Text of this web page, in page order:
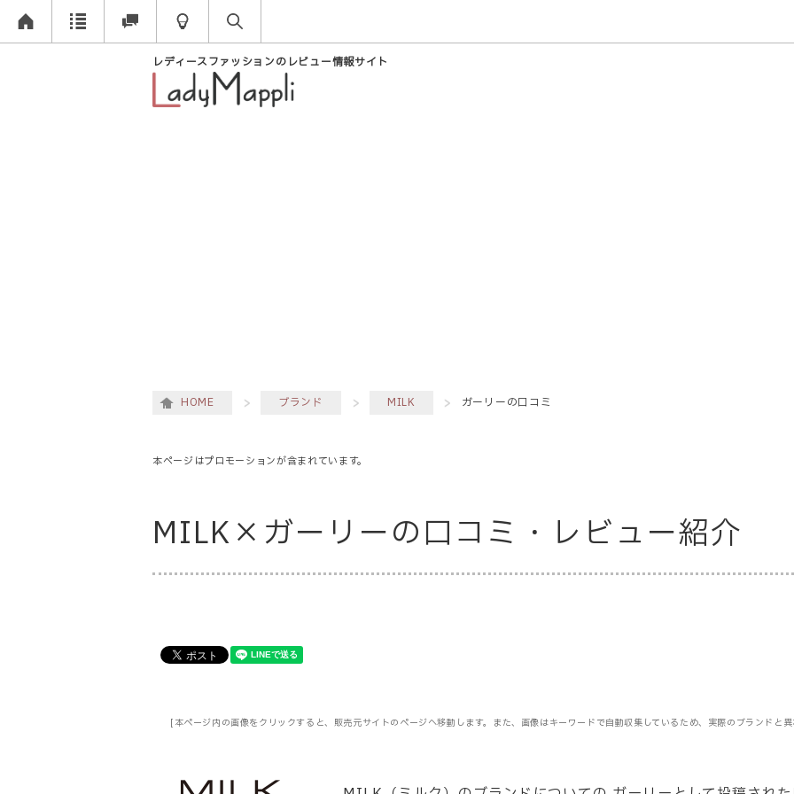
レディースファッションのレビュー情報サイト
HOME ブランド MILK ガーリーの口コミ
本ページはプロモーションが含まれています。
MILK×ガーリーの口コミ・レビュー紹介
[本ページ内の画像をクリックすると、販売元サイトのページへ移動します。また、画像はキーワードで自動収集しているため、実際のブランドと